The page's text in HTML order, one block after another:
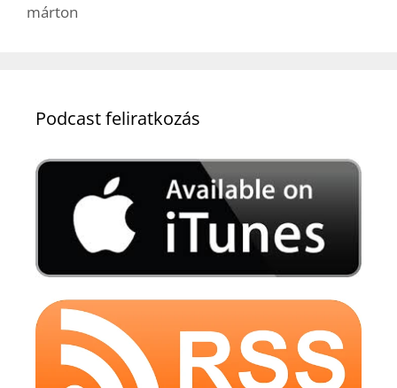
márton
Podcast feliratkozás